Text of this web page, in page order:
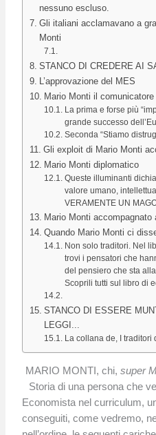
nessuno escluso.
Gli italiani acclamavano a
Monti
STANCO DI CREDERE AI
L’approvazione del MES
Mario Monti il comunicatore
La prima e forse più
grande successo
Seconda “Stiamo
Gli exploit di Mario Monti
Mario Monti diplomatico
Queste illuminanti
valore umano,
VERAMENTE UN
Mario Monti accompagnato
Quando Mario Monti ci
Non solo traditori. Nel
trovi i pensatori che
del pensiero che sta
Scoprili tutti sul libro di
STANCO DI ESSERE
LEGGI...
La collana de, I traditori
MARIO MONTI, chi, super
Storia di una persona che
Economista nel curriculum,
conseguiti, come vedremo,